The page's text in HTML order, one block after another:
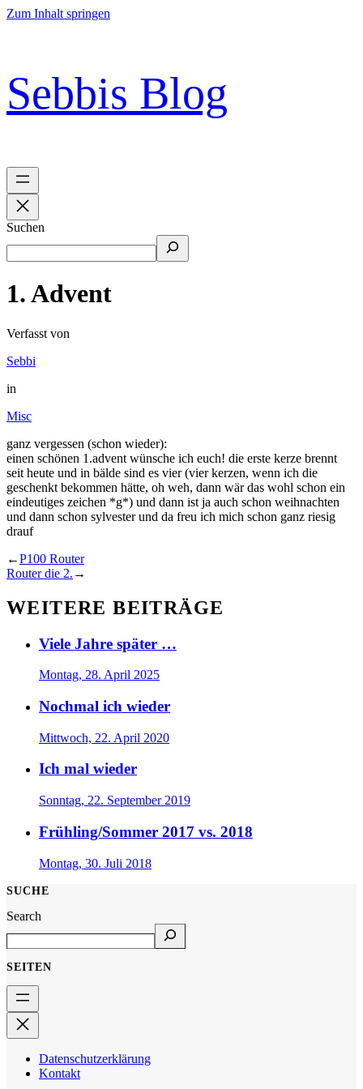
Zum Inhalt springen
Sebbis Blog
Suchen
1. Advent
Verfasst von
Sebbi
in
Misc
ganz vergessen (schon wieder):
einen schönen 1.advent wünsche ich euch! die erste kerze brennt
seit heute und in bälde sind es vier (vier kerzen, wenn ich die
geschenkt bekommen hätte, oh weh, dann wär das wohl schon ein
eindeutiges zeichen *g*) und dann ist ja auch schon weihnachten
und dann schon sylvester und da freu ich mich schon ganz riesig
drauf
←P100 Router
Router die 2. →
WEITERE BEITRÄGE
Viele Jahre später …
Montag, 28. April 2025
Nochmal ich wieder
Mittwoch, 22. April 2020
Ich mal wieder
Sonntag, 22. September 2019
Frühling/Sommer 2017 vs. 2018
Montag, 30. Juli 2018
SUCHE
Search
SEITEN
Datenschutzerklärung
Kontakt